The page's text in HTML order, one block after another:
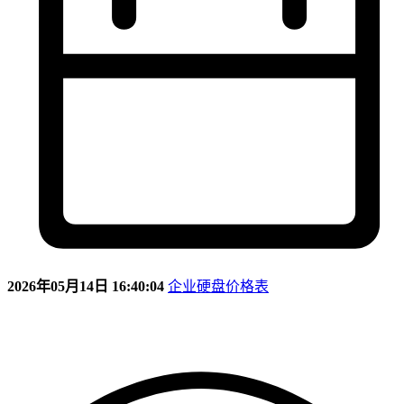
2026年05月14日 16:40:04 企业硬盘价格表